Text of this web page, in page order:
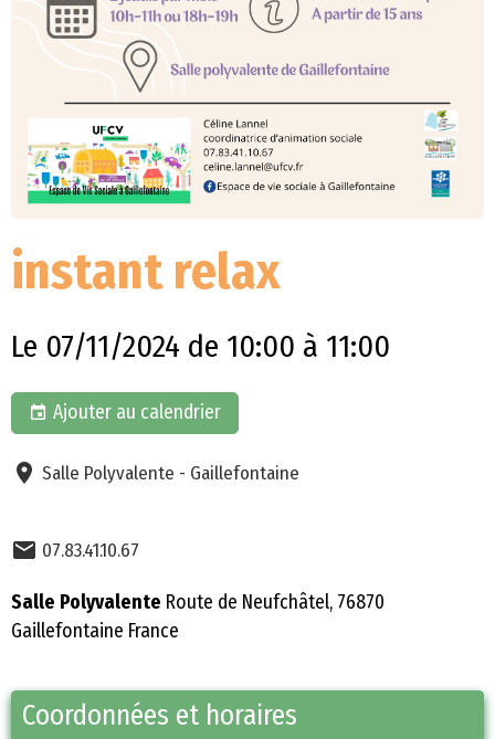
instant relax
Le 07/11/2024 de 10:00 à 11:00
Ajouter au calendrier
Salle Polyvalente - Gaillefontaine
07.83.41.10.67
Salle Polyvalente Route de Neufchâtel, 76870
Gaillefontaine France
Coordonnées et horaires